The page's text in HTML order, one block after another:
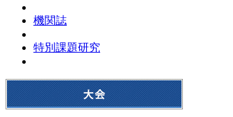
機関誌
特別課題研究